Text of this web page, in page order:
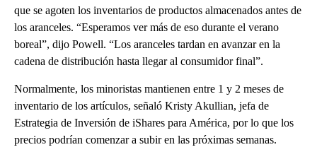
que se agoten los inventarios de productos almacenados antes de
los aranceles. “Esperamos ver más de eso durante el verano
boreal”, dijo Powell. “Los aranceles tardan en avanzar en la
cadena de distribución hasta llegar al consumidor final”.
Normalmente, los minoristas mantienen entre 1 y 2 meses de
inventario de los artículos, señaló Kristy Akullian, jefa de
Estrategia de Inversión de iShares para América, por lo que los
precios podrían comenzar a subir en las próximas semanas.